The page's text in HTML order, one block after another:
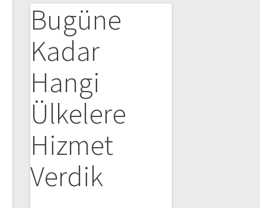
Bugüne
Kadar
Hangi
Ülkelere
Hizmet
Verdik